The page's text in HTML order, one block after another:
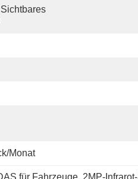
Monat
für Fahrzeuge, 2MP-